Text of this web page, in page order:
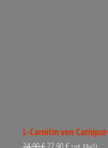
L-Carnitin von